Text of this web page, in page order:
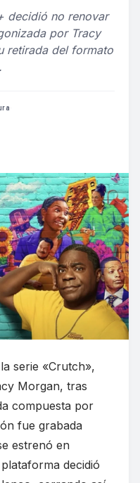
decidió no renovar
por Tracy
retirada del formato
·
serie «Crutch»,
Morgan, tras
compuesta por
fue grabada
estrenó en
decidió